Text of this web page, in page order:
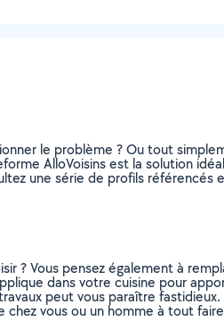
le problème ? Ou tout
AlloVoisins est la solution
une série de profils référencés
? Vous pensez également à
dans votre cuisine pour
peut vous paraître fastidieux.
vous ou un homme à tout